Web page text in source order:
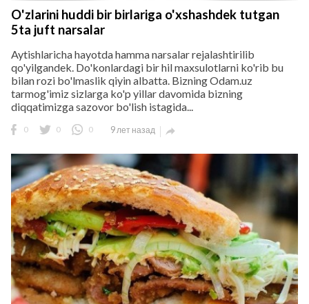
O'zlarini huddi bir birlariga o'xshashdek tutgan
5ta juft narsalar
Aytishlaricha hayotda hamma narsalar rejalashtirilib
qo'yilgandek. Do'konlardagi bir hil maxsulotlarni ko'rib bu
bilan rozi bo'lmaslik qiyin albatta. Bizning Odam.uz
tarmog'imiz sizlarga ko'p yillar davomida bizning
diqqatimizga sazovor bo'lish istagida...
0 0 0 9 лет назад 